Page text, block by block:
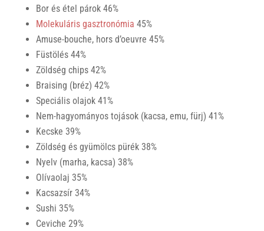
Bor és étel párok 46%
Molekuláris gasztronómia 45%
Amuse-bouche, hors d’oeuvre 45%
Füstölés 44%
Zöldség chips 42%
Braising (bréz) 42%
Speciális olajok 41%
Nem-hagyományos tojások (kacsa, emu, fürj) 41%
Kecske 39%
Zöldség és gyümölcs pürék 38%
Nyelv (marha, kacsa) 38%
Olívaolaj 35%
Kacsazsír 34%
Sushi 35%
Ceviche 29%